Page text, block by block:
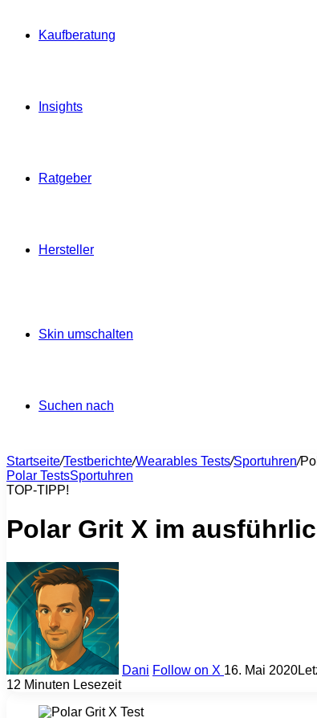
Kaufberatung
Insights
Ratgeber
Hersteller
Skin umschalten
Suchen nach
Startseite/Testberichte/Wearables Tests/Sportuhren/
Polar TestsSportuhren
TOP-TIPP!
Polar Grit X im
Dani Follow on X 16. Mai 2020
12 Minuten Lesezeit